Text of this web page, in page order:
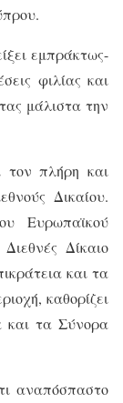
εμπράκτως-
φιλίας και
μάλιστα την
τον πλήρη και
Δικαίου.
Ευρωπαϊκού
Δίκαιο
και τα
καθορίζει
και τα Σύνορα
αναπόσπαστο